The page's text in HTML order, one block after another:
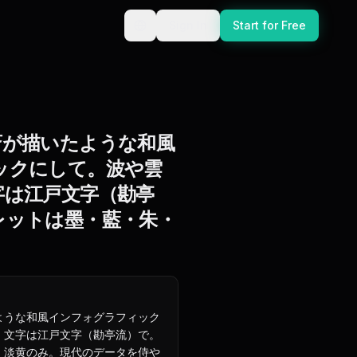
Start for Free
描いたような和風
クにして。波や雲
江戸文字（勘亭
トは墨・藍・朱・
な和風インフォグラフィック
字は江戸文字（勘亭流）で。
黄のみ。現代のデータを侍や